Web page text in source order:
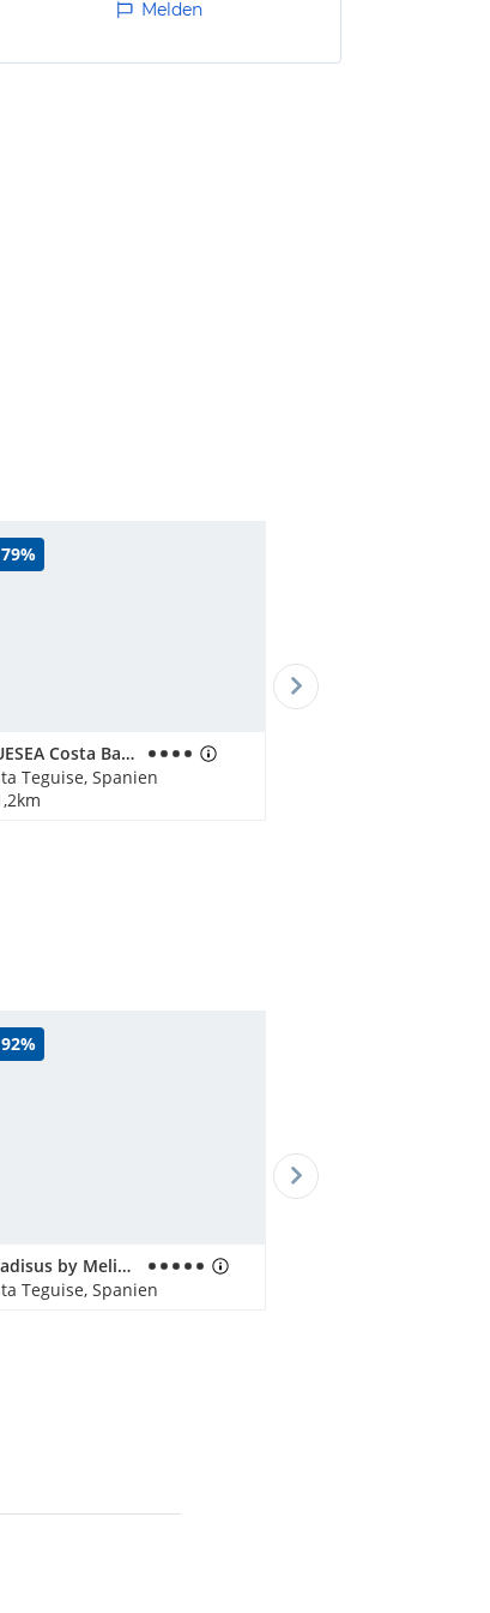
Melden
79%
BLUESEA Costa Bastian
Teguise, Spanien
92%
Paradisus by Meliá Salinas Lanzarote
Teguise, Spanien